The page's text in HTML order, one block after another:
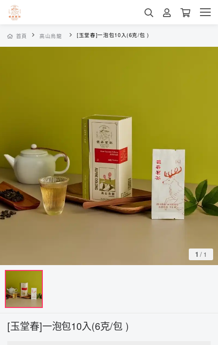
首頁 高山烏龍 [玉堂春]一泡包10入(6克/包 )
1 / 1
[玉堂春]一泡包10入(6克/包 )